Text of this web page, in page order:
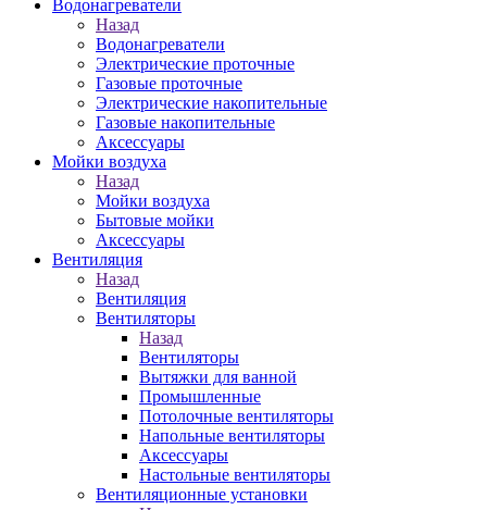
Водонагреватели
Назад
Водонагреватели
Электрические проточные
Газовые проточные
Электрические накопительные
Газовые накопительные
Аксессуары
Мойки воздуха
Назад
Мойки воздуха
Бытовые мойки
Аксессуары
Вентиляция
Назад
Вентиляция
Вентиляторы
Назад
Вентиляторы
Вытяжки для ванной
Промышленные
Потолочные вентиляторы
Напольные вентиляторы
Аксессуары
Настольные вентиляторы
Вентиляционные установки